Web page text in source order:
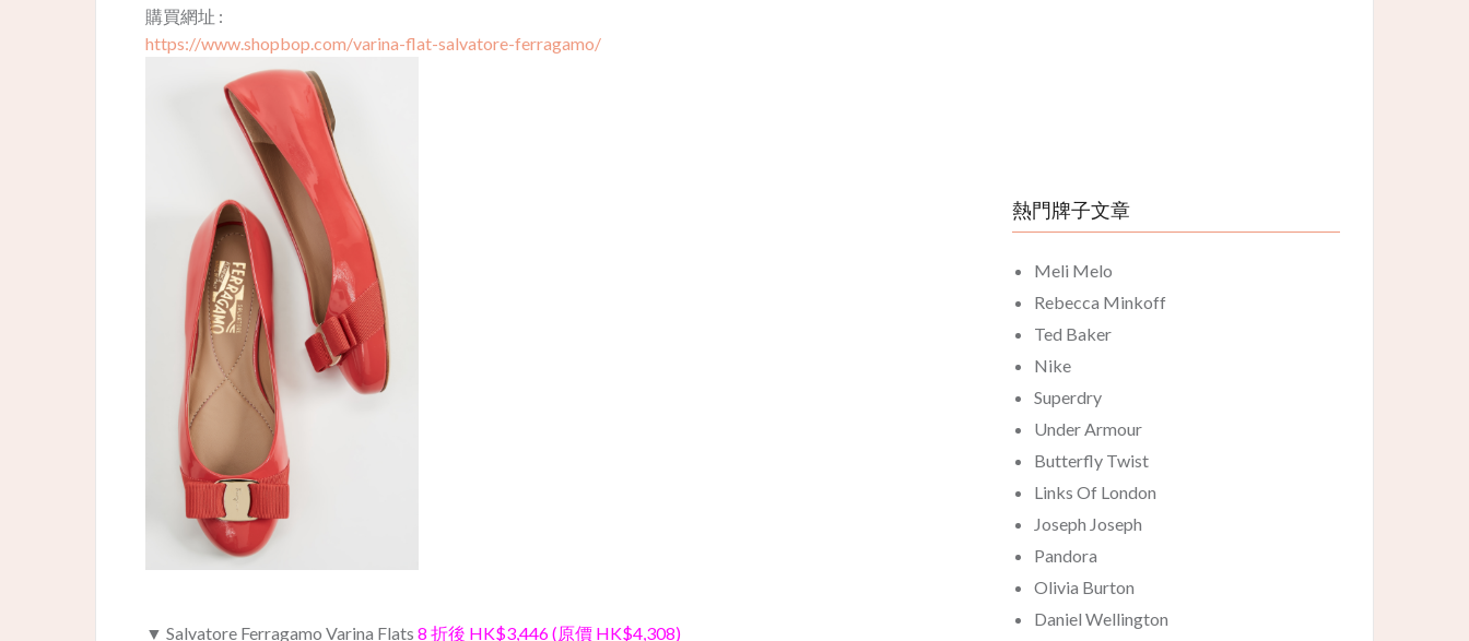
購買網址 :
https://www.shopbop.com/varina-flat-salvatore-ferragamo/
▼ Salvatore Ferragamo Varina Flats 8 折後 HK$3,446 (原價 HK$4,308)
熱門牌子文章
Meli Melo
Rebecca Minkoff
Ted Baker
Nike
Superdry
Under Armour
Butterfly Twist
Links Of London
Joseph Joseph
Pandora
Olivia Burton
Daniel Wellington